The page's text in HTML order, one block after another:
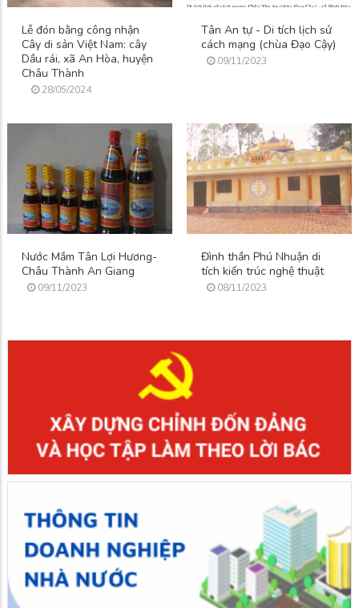
Lễ đón bằng công nhận
Cây di sản Việt Nam: cây
Dầu rái, xã An Hòa, huyện
Châu Thành
28/05/2024
Tân An tự - Di tích lịch sử
cách mạng (chùa Đạo Cậy)
09/11/2023
Nước Mắm Tân Lợi Hương-
Châu Thành An Giang
09/11/2023
Đình thần Phú Nhuận di
tích kiến trúc nghệ thuật
08/11/2023